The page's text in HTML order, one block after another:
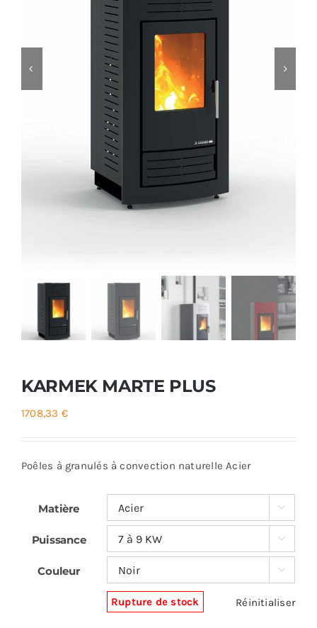
KARMEK MARTE PLUS
1708,33 €
Poêles à granulés à convection naturelle Acier
Matière 
Puissance 
Couleur 
Rupture de stock Réinitialiser